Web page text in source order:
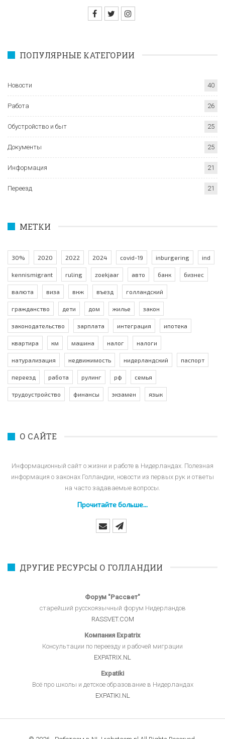
ПОПУЛЯРНЫЕ КАТЕГОРИИ
Новости 40
Работа 26
Обустройство и быт 25
Документы 25
Информация 21
Переезд 21
МЕТКИ
30% 2020 2022 2024 covid-19 inburgering ind
kennismigrant ruling zoekjaar авто банк бизнес
валюта виза внж въезд голландский
гражданство дети дом жилье закон
законодательство зарплата интеграция ипотека
квартира км машина налог налоги
натурализация недвижимость нидерландский паспорт
переезд работа рулинг рф семья
трудоустройство финансы экзамен язык
О САЙТЕ
Информационный сайт о жизни и работе в Нидерландах. Полезная
информация о законах Голландии, новости из первых рук и ответы
на часто задаваемые вопросы.
Прочитайте больше...
ДРУГИЕ РЕСУРСЫ О ГОЛЛАНДИИ
Форум "Рассвет"
старейший русскоязычный форум Нидерландов
RASSVET.COM
Компания Expatrix
Консультации по переезду и рабочей миграции
EXPATRIX.NL
Expatiki
Всё про школы и детское образование в Нидерландах
EXPATIKI.NL